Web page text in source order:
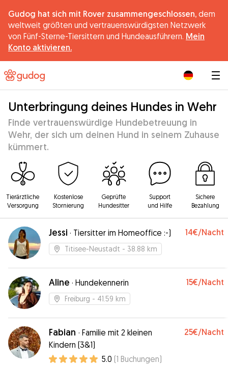
Gudog hat sich mit Rover zusammengeschlossen, dem
weltweit größten und vertrauenswürdigsten Netzwerk
von Fünf-Sterne-Tiersittern und Hundeausführern. Mein
Konto aktivieren.
Unterbringung deines Hundes in Wehr
Finde vertrauenswürdige Hundebetreuung in
Wehr, der sich um deinen Hund in seinem Zuhause
kümmert.
Tierärztliche
Versorgung
Kostenlose
Stornierung
Geprüfte
Hundesitter
Support
und Hilfe
Sichere
Bezahlung
Jessi · Tiersitter im Homeoffice :-) 14€/Nacht
Titisee-Neustadt - 38.88 km
Aline · Hundekennerin 15€/Nacht
Freiburg - 41.59 km
Fabian · Familie mit 2 kleinen
Kindern (3&1)
25€/Nacht
5.0 (1 Buchungen)